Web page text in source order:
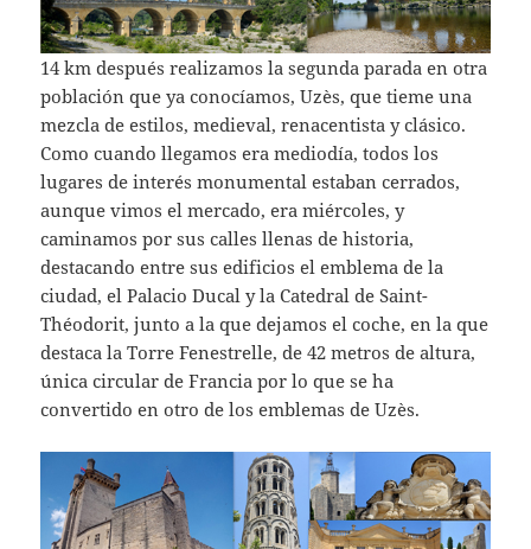
14 km después realizamos la segunda parada en otra
población que ya conocíamos, Uzès, que tieme una
mezcla de estilos, medieval, renacentista y clásico.
Como cuando llegamos era mediodía, todos los
lugares de interés monumental estaban cerrados,
aunque vimos el mercado, era miércoles, y
caminamos por sus calles llenas de historia,
destacando entre sus edificios el emblema de la
ciudad, el Palacio Ducal y la Catedral de Saint-
Théodorit, junto a la que dejamos el coche, en la que
destaca la Torre Fenestrelle, de 42 metros de altura,
única circular de Francia por lo que se ha
convertido en otro de los emblemas de Uzès.